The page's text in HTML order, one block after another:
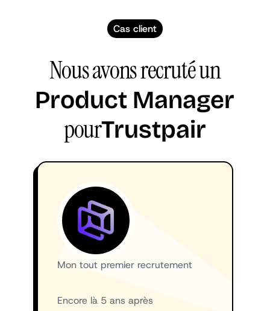
Cas client
Nous avons recruté un
Product Manager
pourTrustpair
Mon tout premier recrutement
Encore là 5 ans après